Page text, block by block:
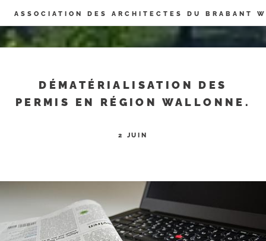
Panneau de gestion des cookies
ASSOCIATION DES ARCHITECTES DU BRABANT
DÉMATÉRIALISATION DES
PERMIS EN RÉGION WALLONNE.
2 JUIN